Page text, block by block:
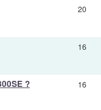
20
16
? 16